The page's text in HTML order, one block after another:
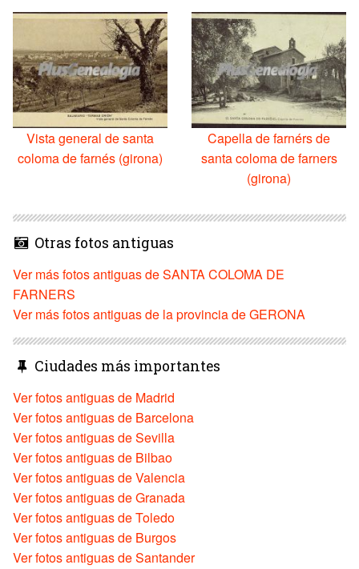
Vista general de santa
coloma de farnés (girona)
Capella de farnérs de
santa coloma de farners
(girona)
Otras fotos antiguas
Ver más fotos antiguas de SANTA COLOMA DE
FARNERS
Ver más fotos antiguas de la provincia de GERONA
Ciudades más importantes
Ver fotos antiguas de Madrid
Ver fotos antiguas de Barcelona
Ver fotos antiguas de Sevilla
Ver fotos antiguas de Bilbao
Ver fotos antiguas de Valencia
Ver fotos antiguas de Granada
Ver fotos antiguas de Toledo
Ver fotos antiguas de Burgos
Ver fotos antiguas de Santander